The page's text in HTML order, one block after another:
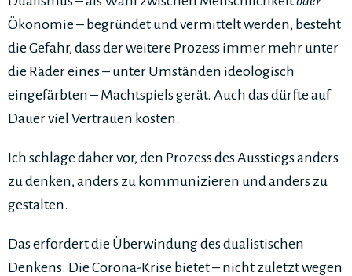
Ökonomie – begründet und vermittelt werden, besteht
die Gefahr, dass der weitere Prozess immer mehr unter
die Räder eines – unter Umständen ideologisch
eingefärbten – Machtspiels gerät. Auch das dürfte auf
Dauer viel Vertrauen kosten.
Ich schlage daher vor, den Prozess des Ausstiegs anders
zu denken, anders zu kommunizieren und anders zu
gestalten.
Das erfordert die Überwindung des dualistischen
Denkens. Die Corona-Krise bietet – nicht zuletzt wegen